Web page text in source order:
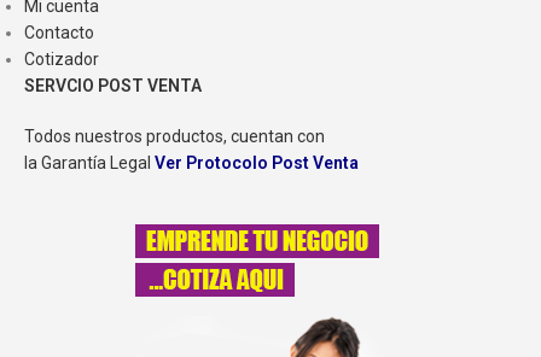
Mi cuenta
Contacto
Cotizador
SERVCIO POST VENTA
Todos nuestros productos, cuentan con
la Garantía Legal Ver Protocolo Post Venta